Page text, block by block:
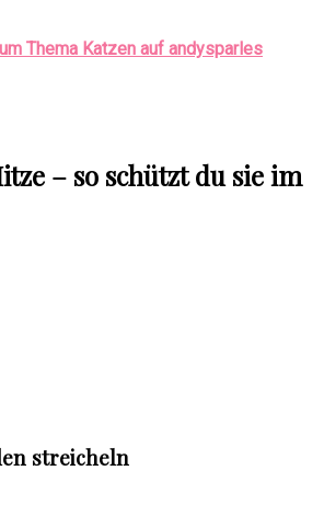
Thema Katzen auf andysparles
– so schützt du sie im
streicheln